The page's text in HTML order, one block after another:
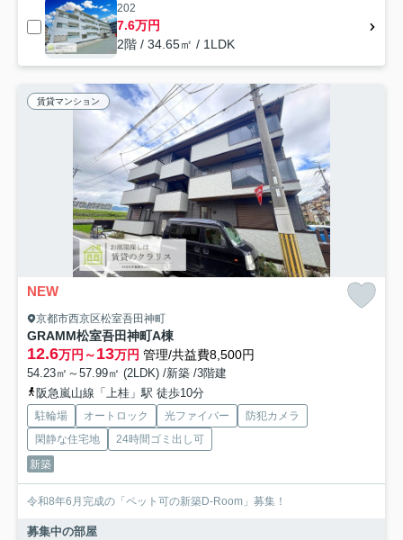
202
7.6万円
2階 / 34.65㎡ / 1LDK
賃貸マンション
NEW
京都市西京区松室吾田神町
GRAMM松室吾田神町A棟
12.6万円～13万円 管理/共益費8,500円
54.23㎡～57.99㎡ (2LDK) /新築 /3階建
阪急嵐山線「上桂」駅 徒歩10分
駐輪場 オートロック 光ファイバー
防犯カメラ
閑静な住宅地
24時間ゴミ出し可
新築
令和8年6月完成の「ペット可の新築D-Room」募集！
募集中の部屋